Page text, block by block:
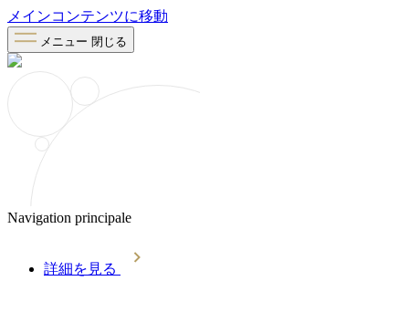
メインコンテンツに移動
メニュー 閉じる
Navigation principale
詳細を見る